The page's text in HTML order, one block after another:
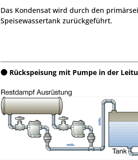
Das Kondensat wird durch den
Speisewassertank zurückgeführt.
Rückspeisung mit Pumpe in der